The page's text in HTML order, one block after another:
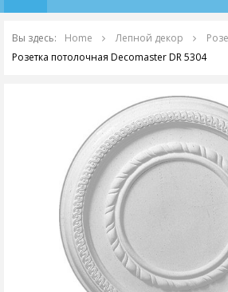
Вы здесь: Home Лепной декор
Розетка потолочная Decomaster DR 5304